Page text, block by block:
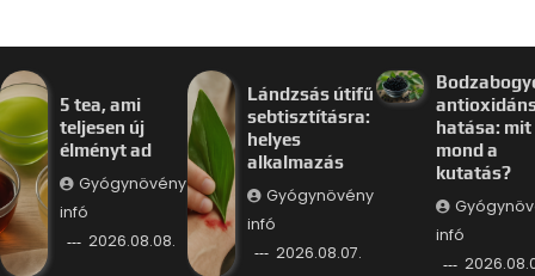
5 tea, ami
teljesen új
élményt ad
Gyógynövény
infó
2026.08.08.
Lándzsás útifű
sebtisztításra:
helyes
alkalmazás
Gyógynövény
infó
2026.08.07.
hatása: mit
mond a
kutatás?
infó